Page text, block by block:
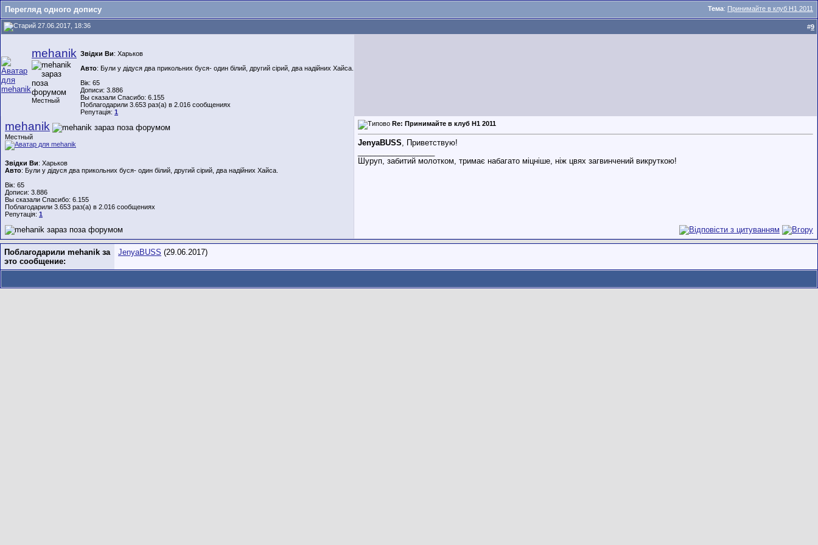
Тема: Принимайте в клуб H1 2011
Перегляд одного допису
27.06.2017, 18:36 #9
mehanik
Местный
Звідки Ви: Харьков
Авто: Були у дідуся два прикольних буся- один білий, другий сірий, два надійних Хайса.
Вік: 65
Дописи: 3.886
Вы сказали Спасибо: 6.155
Поблагодарили 3.653 раз(а) в 2.016 сообщениях
Репутація: 1
mehanik
Местный
Звідки Ви: Харьков
Авто: Були у дідуся два прикольних буся- один білий, другий сірий, два надійних Хайса.
Вік: 65
Дописи: 3.886
Вы сказали Спасибо: 6.155
Поблагодарили 3.653 раз(а) в 2.016 сообщениях
Репутація: 1
Re: Принимайте в клуб H1 2011
JenyaBUSS, Приветствую!
Шуруп, забитий молотком, тримає набагато міцніше, ніж цвях загвинчений викруткою!
Поблагодарили mehanik за
это сообщение:
JenyaBUSS (29.06.2017)